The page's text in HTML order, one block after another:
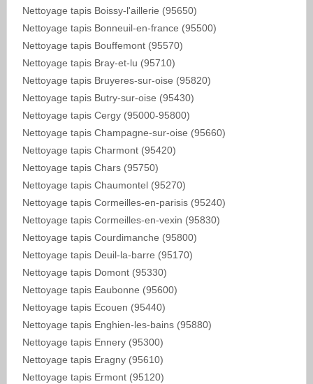
Nettoyage tapis Boissy-l'aillerie (95650)
Nettoyage tapis Bonneuil-en-france (95500)
Nettoyage tapis Bouffemont (95570)
Nettoyage tapis Bray-et-lu (95710)
Nettoyage tapis Bruyeres-sur-oise (95820)
Nettoyage tapis Butry-sur-oise (95430)
Nettoyage tapis Cergy (95000-95800)
Nettoyage tapis Champagne-sur-oise (95660)
Nettoyage tapis Charmont (95420)
Nettoyage tapis Chars (95750)
Nettoyage tapis Chaumontel (95270)
Nettoyage tapis Cormeilles-en-parisis (95240)
Nettoyage tapis Cormeilles-en-vexin (95830)
Nettoyage tapis Courdimanche (95800)
Nettoyage tapis Deuil-la-barre (95170)
Nettoyage tapis Domont (95330)
Nettoyage tapis Eaubonne (95600)
Nettoyage tapis Ecouen (95440)
Nettoyage tapis Enghien-les-bains (95880)
Nettoyage tapis Ennery (95300)
Nettoyage tapis Eragny (95610)
Nettoyage tapis Ermont (95120)